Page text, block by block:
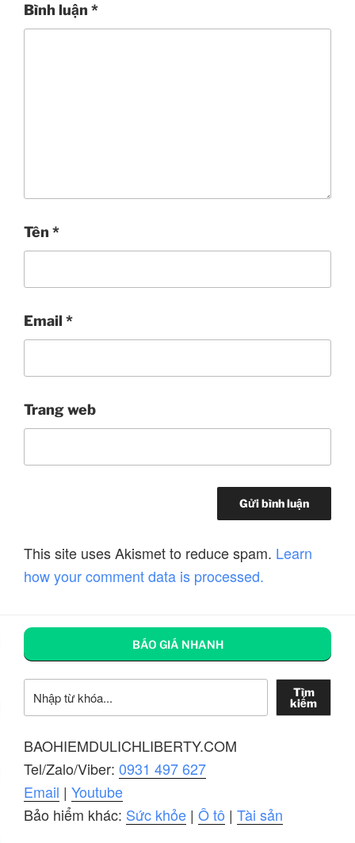
Bình luận *
Tên *
Email *
Trang web
This site uses Akismet to reduce spam. Learn
how your comment data is processed.
BÁO GIÁ NHANH
Tìm
kiếm
BAOHIEMDULICHLIBERTY.COM
Tel/Zalo/Viber: 0931 497 627
Email | Youtube
Bảo hiểm khác: Sức khỏe | Ô tô | Tài sản